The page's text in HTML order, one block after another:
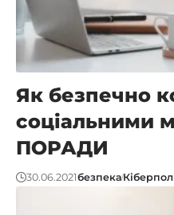
Як безпечно
соціальними
ПОРАДИ
30.06.2021безпека